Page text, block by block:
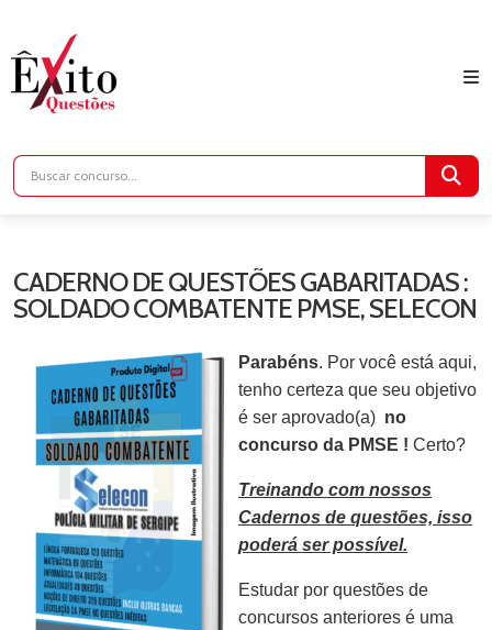
CADERNO DE QUESTÕES GABARITADAS :
SOLDADO COMBATENTE PMSE, SELECON
Parabéns. Por você está aqui,
tenho certeza que seu objetivo
é ser aprovado(a) no
concurso da PMSE ! Certo?
Treinando com nossos
Cadernos de questões, isso
poderá ser possível.
Estudar por questões de
concursos anteriores é uma